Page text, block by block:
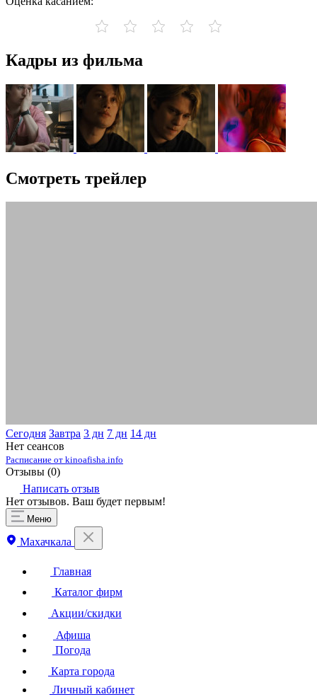
Кадры из фильма
Смотреть трейлер
Сегодня Завтра 3 дн 7 дн 14 дн
Нет сеансов
Расписание от kinoafisha.info
Отзывы (0)
Написать отзыв
Нет отзывов. Ваш будет первым!
Меню
Махачкала
Главная
Каталог фирм
Акции/скидки
Афиша
Погода
Карта города
Личный кабинет